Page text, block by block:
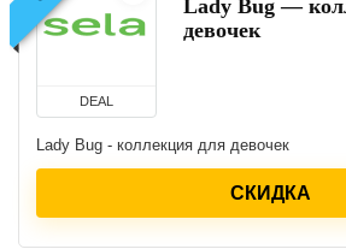
DEAL
Lady Bug —
девочек
Lady Bug - коллекция для девочек
СКИДКА